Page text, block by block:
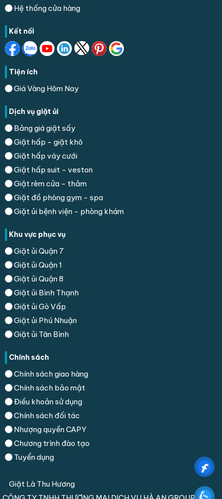
Hệ thống cửa hàng
Kết nối
Tiện ích
Giá Vàng Hôm Nay
Dịch vụ giặt ủi
Bảng giá giặt sấy
Giặt hấp - giặt khô
Giặt hấp váy cưới
Giặt hấp suit - veston
Giặt rèm cửa - thảm
Giặt đồ phòng gym - spa
Giặt ủi bệnh viện - phòng khám
Khu vực phục vụ
Giặt ủi Quận 7
Giặt ủi Quận 1
Giặt ủi Quận 8
Giặt ủi Bình Thạnh
Giặt ủi Gò Vấp
Giặt ủi Phú Nhuận
Giặt ủi Tân Bình
Chính sách
Chính sách giao hàng
Chính sách bảo mật
Điều khoản sử dụng
Chính sách đối tác
Nhượng quyền CAPY
Chương trình đào tạo
Tuyển dụng
Giặt Là Thu Hương